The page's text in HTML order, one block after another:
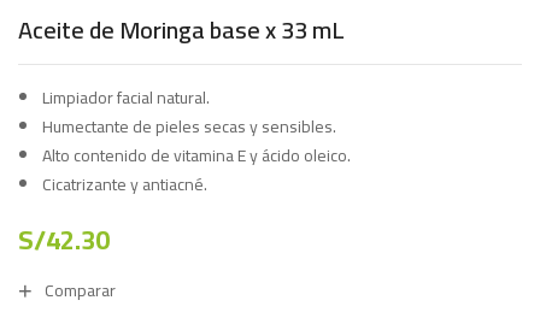
Aceite de Moringa base x 33 mL
Limpiador facial natural.
Humectante de pieles secas y sensibles.
Alto contenido de vitamina E y ácido oleico.
Cicatrizante y antiacné.
S/42.30
Comparar